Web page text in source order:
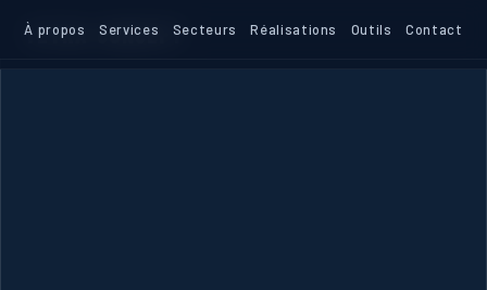
TETRA CONCEPT
À propos Services Secteurs Réalisations Outils Contact